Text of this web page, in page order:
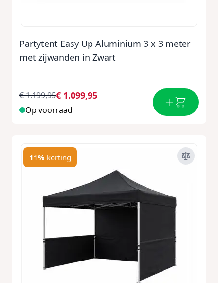
Partytent Easy Up Aluminium 3 x 3 meter
met zijwanden in Zwart
€ 1.099,95
€ 1.199,95
Op voorraad
11% korting